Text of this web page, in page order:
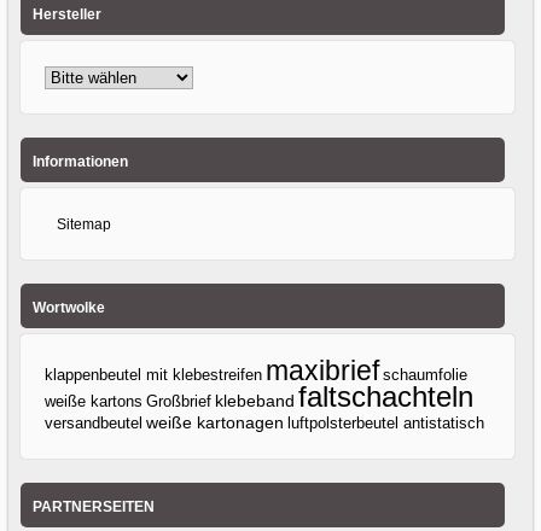
Hersteller
Informationen
Sitemap
Wortwolke
klappenbeutel mit klebestreifen maxibrief schaumfolie
weiße kartons Großbrief klebeband faltschachteln
versandbeutel weiße kartonagen luftpolsterbeutel antistatisch
PARTNERSEITEN